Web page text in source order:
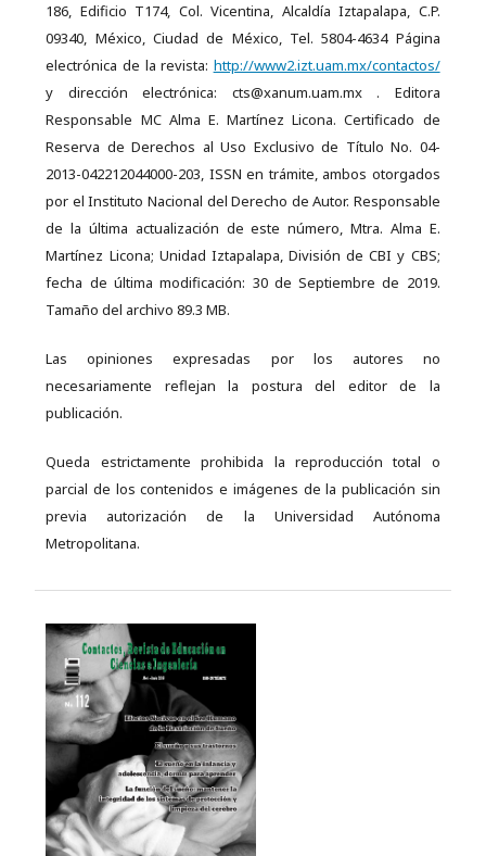
186, Edificio T174, Col. Vicentina, Alcaldía Iztapalapa, C.P.
09340, México, Ciudad de México, Tel. 5804-4634 Página
electrónica de la revista: http://www2.izt.uam.mx/contactos/
y dirección electrónica: cts@xanum.uam.mx . Editora
Responsable MC Alma E. Martínez Licona. Certificado de
Reserva de Derechos al Uso Exclusivo de Título No. 04-
2013-042212044000-203, ISSN en trámite, ambos otorgados
por el Instituto Nacional del Derecho de Autor. Responsable
de la última actualización de este número, Mtra. Alma E.
Martínez Licona; Unidad Iztapalapa, División de CBI y CBS;
fecha de última modificación: 30 de Septiembre de 2019.
Tamaño del archivo 89.3 MB.
Las opiniones expresadas por los autores no
necesariamente reflejan la postura del editor de la
publicación.
Queda estrictamente prohibida la reproducción total o
parcial de los contenidos e imágenes de la publicación sin
previa autorización de la Universidad Autónoma
Metropolitana.